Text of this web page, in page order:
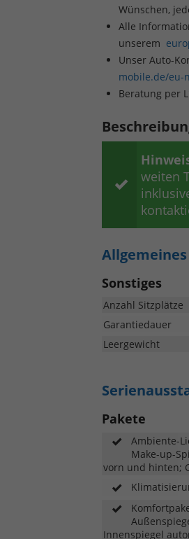
Wünschen,
Alle
unserem
Unser Auto-
mobile.de/eu-
Beratung per
weiten
Allgemeines
Sonstiges
Anzahl Sitzplätze
Garantiedauer
Leergewicht
Pakete
Ambiente-
Make-up-
vorn und hinten;
Innenspiegel